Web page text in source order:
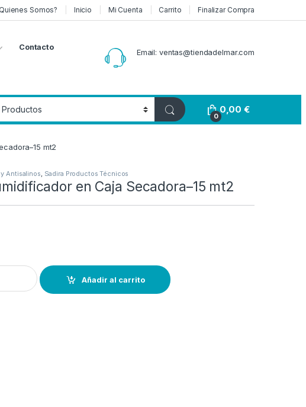
Quienes Somos? Inicio Mi Cuenta Carrito Finalizar Compra
Contacto
Email: ventas@tiendadelmar.com
0
0,00€
mt2
Antisalinos Sadira Productos Técnicos
en Caja Secadora–15 mt2
en Caja Secadora--15 mt2 quantity
Añadir al carrito